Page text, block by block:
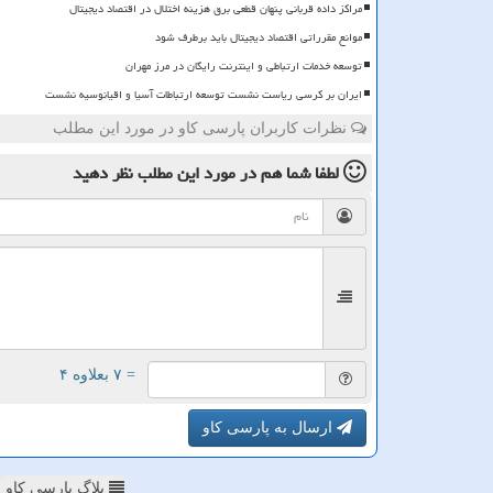
مراکز داده قربانی پنهان قطعی برق هزینه اختلال در اقتصاد دیجیتال
موانع مقرراتی اقتصاد دیجیتال باید برطرف شود
توسعه خدمات ارتباطی و اینترنت رایگان در مرز مهران
ایران بر کرسی ریاست نشست توسعه ارتباطات آسیا و اقیانوسیه نشست
نظرات کاربران پارسی کاو در مورد این مطلب
لطفا شما همدر مورد این مطلبنظر دهید
= ۷ بعلاوه ۴
ارسال به پارسی کاو
بلاگ پارسی کاو